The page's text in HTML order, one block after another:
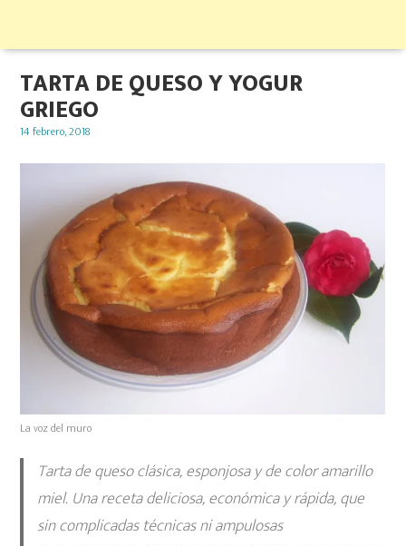
TARTA DE QUESO Y YOGUR
GRIEGO
Posted
14 febrero, 2018
La voz del muro
Tarta de queso clásica, esponjosa y de color amarillo
miel. Una receta deliciosa, económica y rápida, que
sin complicadas técnicas ni ampulosas